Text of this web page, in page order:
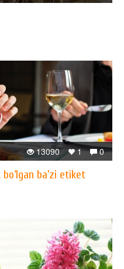
0
1
13090
ba’zi etiket